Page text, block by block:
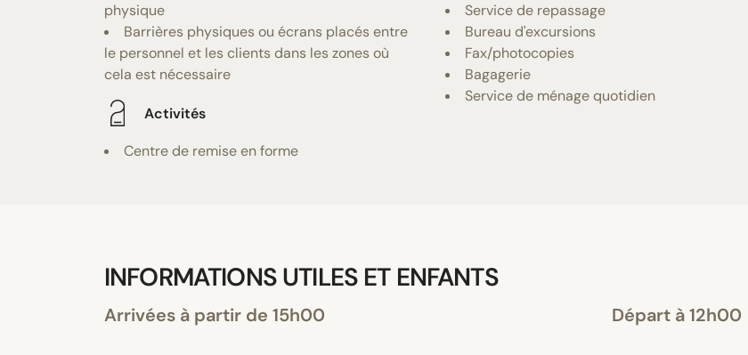
physique
Barrières physiques ou écrans placés entre
le personnel et les clients dans les zones où
cela est nécessaire
Activités
Centre de remise en forme
Service de repassage
Bureau d'excursions
Fax/photocopies
Bagagerie
Service de ménage quotidien
INFORMATIONS UTILES ET ENFANTS
Arrivées à partir de 15h00 Départ à 12h00